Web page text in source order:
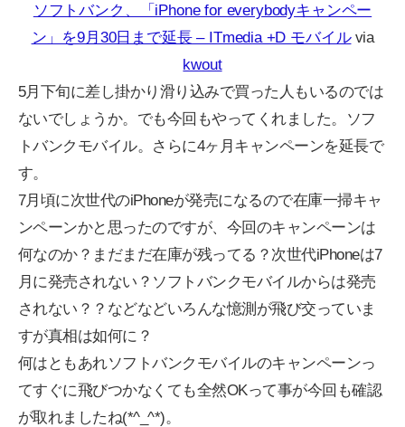
ソフトバンク、「iPhone for everybodyキャンペー
ン」を9月30日まで延長 – ITmedia +D モバイルvia
kwout
5月下旬に差し掛かり滑り込みで買った人もいるのでは
ないでしょうか。でも今回もやってくれました。ソフ
トバンクモバイル。さらに4ヶ月キャンペーンを延長で
す。
7月頃に次世代のiPhoneが発売になるので在庫一掃キャ
ンペーンかと思ったのですが、今回のキャンペーンは
何なのか？まだまだ在庫が残ってる？次世代iPhoneは7
月に発売されない？ソフトバンクモバイルからは発売
されない？？などなどいろんな憶測が飛び交っていま
すが真相は如何に？
何はともあれソフトバンクモバイルのキャンペーンっ
てすぐに飛びつかなくても全然OKって事が今回も確認
が取れましたね(*^_^*)。